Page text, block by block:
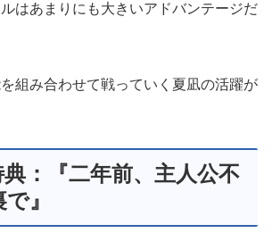
はあまりにも大きいアドバンテージだ
組み合わせて戦っていく夏凪の活躍が
：『二年前、主人公不
』